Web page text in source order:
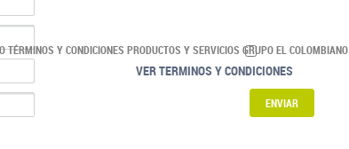
TÉRMINOS Y CONDICIONES PRODUCTOS Y SERVICIOS GRUPO EL COLOMBIANO
VER TERMINOS Y CONDICIONES